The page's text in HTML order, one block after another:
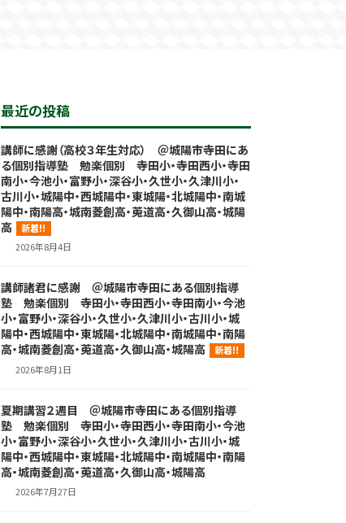
最近の投稿
講師に感謝（高校３年生対応） ＠城陽市寺田にあ
る個別指導塾 勉楽個別 寺田小・寺田西小・寺田
南小・今池小・富野小・深谷小・久世小・久津川小・
古川小・城陽中・西城陽中・東城陽・北城陽中・南城
陽中・南陽高・城南菱創高・莵道高・久御山高・城陽
高
新着!!
2026年8月4日
講師諸君に感謝 ＠城陽市寺田にある個別指導
塾 勉楽個別 寺田小・寺田西小・寺田南小・今池
小・富野小・深谷小・久世小・久津川小・古川小・城
陽中・西城陽中・東城陽・北城陽中・南城陽中・南陽
高・城南菱創高・莵道高・久御山高・城陽高
新着!!
2026年8月1日
夏期講習２週目 ＠城陽市寺田にある個別指導
塾 勉楽個別 寺田小・寺田西小・寺田南小・今池
小・富野小・深谷小・久世小・久津川小・古川小・城
陽中・西城陽中・東城陽・北城陽中・南城陽中・南陽
高・城南菱創高・莵道高・久御山高・城陽高
2026年7月27日